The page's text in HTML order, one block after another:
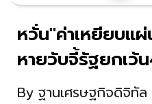
หวั่น"ค่าเหยียบแ
หายวับจี้รัฐยกเว้
By ฐานเศรษฐกิจดิจิทัล